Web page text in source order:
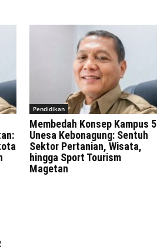
Pendidikan
Membedah Konsep Kampus 5
Unesa Kebonagung: Sentuh
Sektor Pertanian, Wisata,
hingga Sport Tourism
Magetan